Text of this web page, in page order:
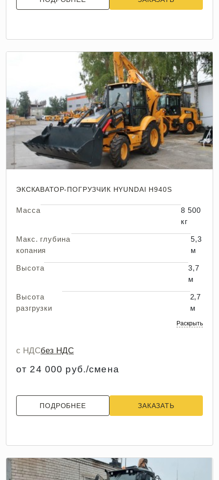
ЭКСКАВАТОР-ПОГРУЗЧИК HYUNDAI H940S
Масса
8 500
кг
Макс. глубина
копания
5,3
м
Высота
3,7
м
Высота
разгрузки
2,7
м
Раскрыть
с НДСбез НДС
от 24 000 руб./смена
ПОДРОБНЕЕ ЗАКАЗАТЬ